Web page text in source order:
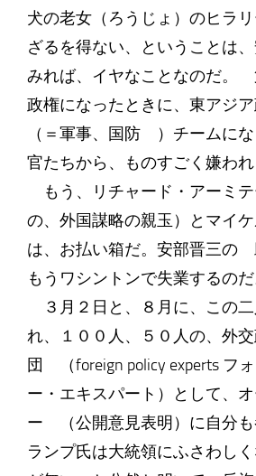
犬の老女（ろうじょ）のヒラ
ざるを得ない、ということは
みれば、イヤなことなのだ。
政権になったときに、東アジ
（＝軍事、国防 ）チームに
官たちから、ものすごく嫌われ
もう、リチャード・アーミ
の、外国謀略の親玉）とマイ
は、お払い箱だ。安部晋三の
もうワシントンで失業するのだ
３月２日と、８月に、この
れ、１００人、５０人の、外
団 （foreign policy experts フ
ー・エキスパート）として、
ー （公開意見表明）に自分も
ランプ氏は大統領にふさわし